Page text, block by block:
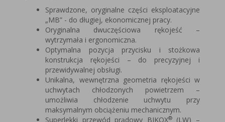
Sprawdzone, oryginalne części eksploatacyjne
„MB” - do długiej, ekonomicznej pracy.
Oryginalna dwuczęściowa rękojeść –
wytrzymała i ergonomiczna.
Optymalna pozycja przycisku i stożkowa
konstrukcja rękojeści – do precyzyjnej i
przewidywalnej obsługi.
Unikalna, wewnętrzna geometria rękojeści w
uchwytach chłodzonych powietrzem –
umożliwia chłodzenie uchwytu przy
maksymalnym obciążeniu mechanicznym.
Superlekki przewód prądowy BIKOX®(LW) –